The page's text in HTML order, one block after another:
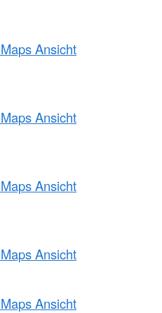
Ansicht
Ansicht
Ansicht
Ansicht
Ansicht